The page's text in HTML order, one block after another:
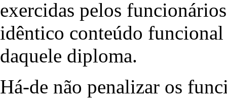
exercidas pelos
idêntico conteúdo
daquele diploma.
Há-de não penalizar os